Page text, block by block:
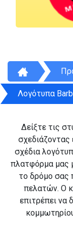
Λογότυπα
Δείξτε τις
σχεδιάζοντας
σχέδια
πλατφόρμα μας
το δρόμο σας
πελατών. Ο
επιτρέπει να